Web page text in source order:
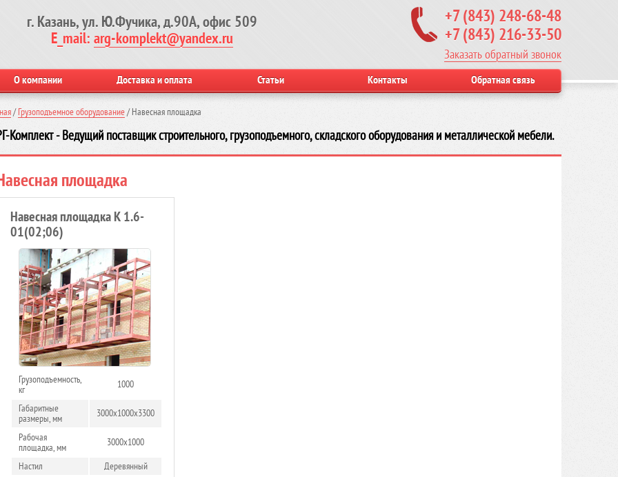
г. Казань, ул. Ю.Фучика, д.90А, офис 509
E_mail:arg-komplekt@yandex.ru
+7 (843) 248-68-48
+7 (843) 216-33-50
Заказать обратный звонок
О компании Доставка и оплата Статьи Контакты Обратная связь
/ Грузоподъемное оборудование / Навесная площадка
Комплект - Ведущий поставщик строительного, грузоподъемного, складского оборудования и металлической мебели.
площадка
Навесная площадка К 1.6-
01(02;06)
Грузоподъемность,
кг
1000
Габаритные
размеры, мм
3000х1000х3300
Рабочая
площадка, мм
3000х1000
Настил
Деревянный